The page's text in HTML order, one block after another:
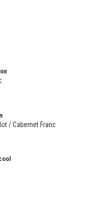
/ Cabernet Franc